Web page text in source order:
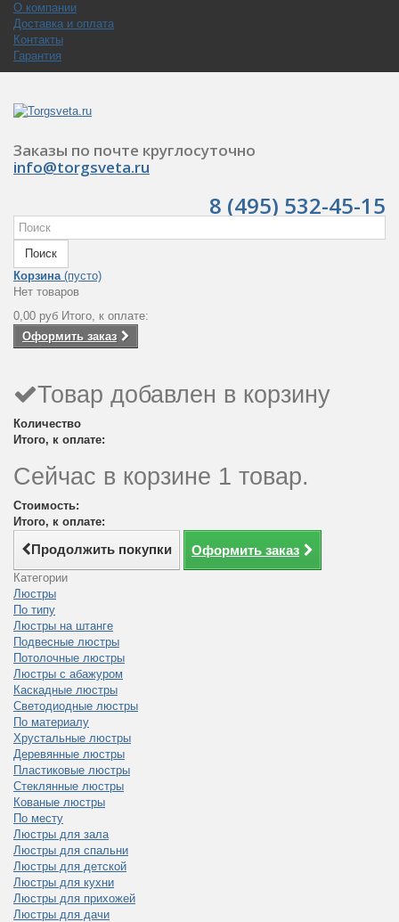
О компании
Доставка и оплата
Контакты
Гарантия
Заказы по почте круглосуточно
info@torgsveta.ru
8 (495) 532-45-15
Поиск
Корзина (пусто)
Нет товаров
0,00 руб Итого, к оплате:
Оформить заказ
Товар добавлен в корзину
Количество
Итого, к оплате:
Сейчас в корзине 1 товар.
Стоимость:
Итого, к оплате:
Продолжить покупки Оформить заказ
Категории
Люстры
По типу
Люстры на штанге
Подвесные люстры
Потолочные люстры
Люстры с абажуром
Каскадные люстры
Светодиодные люстры
По материалу
Хрустальные люстры
Деревянные люстры
Пластиковые люстры
Стеклянные люстры
Кованые люстры
По месту
Люстры для зала
Люстры для спальни
Люстры для детской
Люстры для кухни
Люстры для прихожей
Люстры для дачи